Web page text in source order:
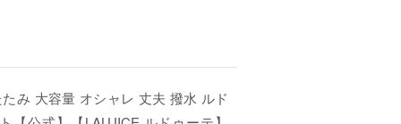
み 大容量 オシャレ 丈夫 撥水 ルド